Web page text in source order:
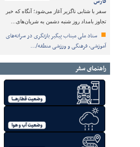
سفر با شتابی ناگزیر آغاز می‌شود؛ آنگاه که خبر
تجاوز بامداد روز شنبه دشمن به شریان‌های…
ستاد ملی میناب پیگیر بازنگری در سرانه‌های
آموزشی، فرهنگی و ورزشی منطقه/…
راهنمای سفر